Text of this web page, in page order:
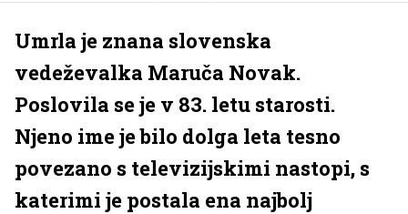
Umrla je znana slovenska
vedeževalka Maruča Novak.
Poslovila se je v 83. letu starosti.
Njeno ime je bilo dolga leta tesno
povezano s televizijskimi nastopi, s
katerimi je postala ena najbolj